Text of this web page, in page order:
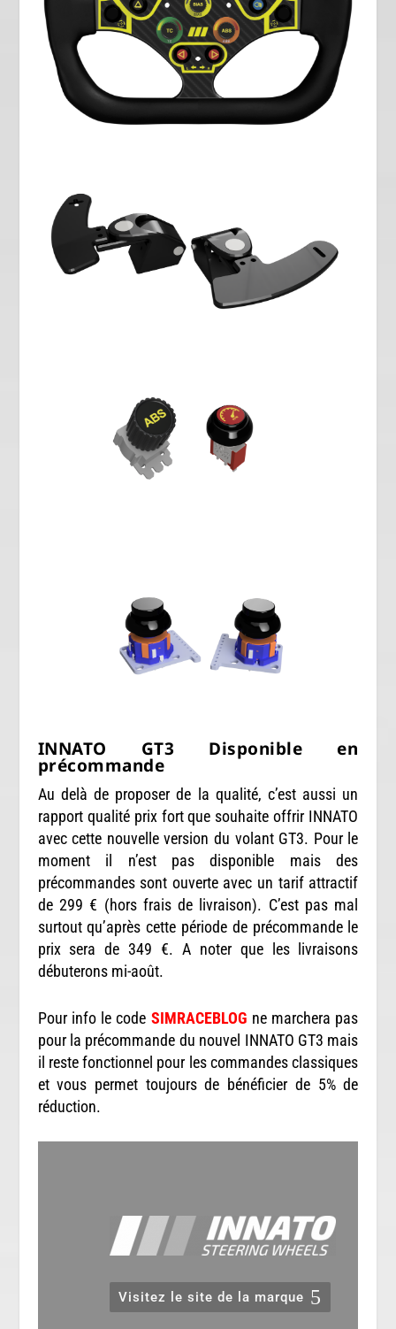
INNATO GT3 Disponible en
précommande
Au delà de proposer de la qualité, c’est aussi un
rapport qualité prix fort que souhaite offrir INNATO
avec cette nouvelle version du volant GT3. Pour le
moment il n’est pas disponible mais des
précommandes sont ouverte avec un tarif attractif
de 299 € (hors frais de livraison). C’est pas mal
surtout qu’après cette période de précommande le
prix sera de 349 €. A noter que les livraisons
débuterons mi-août.
Pour info le code SIMRACEBLOG ne marchera pas
pour la précommande du nouvel INNATO GT3 mais
il reste fonctionnel pour les commandes classiques
et vous permet toujours de bénéficier de 5% de
réduction.
Visitez le site de la marque